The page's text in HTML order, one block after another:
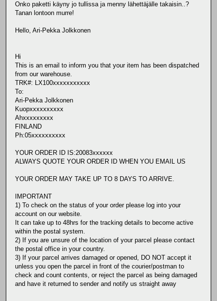
Onko paketti käyny jo tullissa ja menny lähettäjälle takaisin..?
Tanan lontoon murre!
Hello, Ari-Pekka Jolkkonen
Hi
This is an email to inform you that your item has been dispatched
from our warehouse.
TRK#: LX100xxxxxxxxxxx
To:
Ari-Pekka Jolkkonen
Kuopxxxxxxxxxx
Ahxxxxxxxxx
FINLAND
Ph:05xxxxxxxxxx
YOUR ORDER ID IS:20083xxxxxx
ALWAYS QUOTE YOUR ORDER ID WHEN YOU EMAIL US
YOUR ORDER MAY TAKE UP TO 8 DAYS TO ARRIVE.
IMPORTANT
1) To check on the status of your order please log into your
account on our website.
It can take up to 48hrs for the tracking details to become active
within the postal system.
2) If you are unsure of the location of your parcel please contact
the postal office in your country.
3) If your parcel arrives damaged or opened, DO NOT accept it
unless you open the parcel in front of the courier/postman to
check and count contents, or reject the parcel as being damaged
and have it returned to sender and notify us straight away